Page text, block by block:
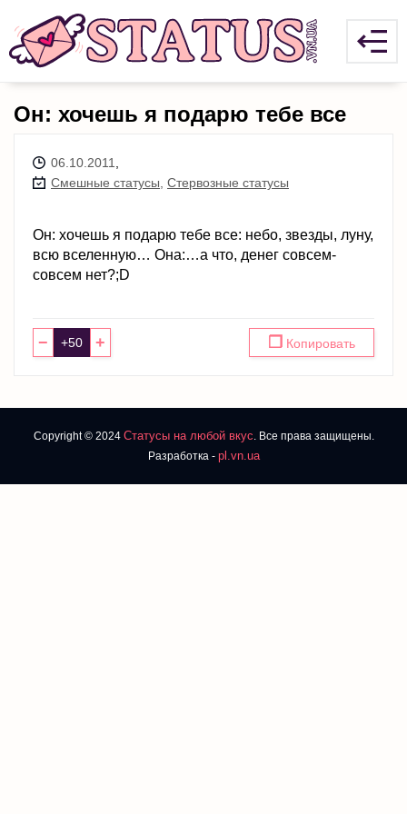
Он: хочешь я подарю тебе все
06.10.2011
Смешные статусы Стервозные статусы
Он: хочешь я подарю тебе все: небо, звезды, луну,
всю вселенную… Она:…а что, денег совсем-
совсем нет?;D
− + ❐ Копировать
Copyright © 2024 Статусы на любой вкус. Все права защищены.
Разработка - pl.vn.ua